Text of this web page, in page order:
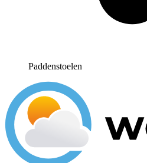
Paddenstoelen